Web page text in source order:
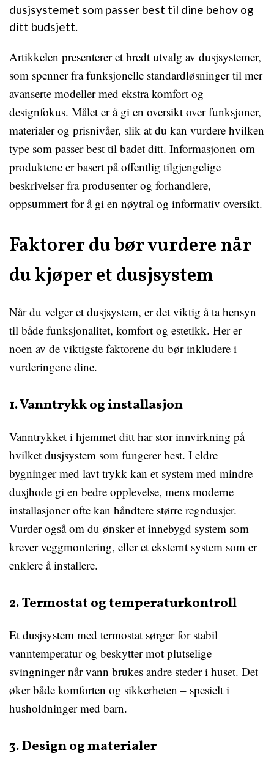
dusjsystemet som passer best til dine behov og
ditt budsjett.
Artikkelen presenterer et bredt utvalg av dusjsystemer,
som spenner fra funksjonelle standardløsninger til mer
avanserte modeller med ekstra komfort og
designfokus. Målet er å gi en oversikt over funksjoner,
materialer og prisnivåer, slik at du kan vurdere hvilken
type som passer best til badet ditt. Informasjonen om
produktene er basert på offentlig tilgjengelige
beskrivelser fra produsenter og forhandlere,
oppsummert for å gi en nøytral og informativ oversikt.
Faktorer du bør vurdere når
du kjøper et dusjsystem
Når du velger et dusjsystem, er det viktig å ta hensyn
til både funksjonalitet, komfort og estetikk. Her er
noen av de viktigste faktorene du bør inkludere i
vurderingene dine.
1. Vanntrykk og installasjon
Vanntrykket i hjemmet ditt har stor innvirkning på
hvilket dusjsystem som fungerer best. I eldre
bygninger med lavt trykk kan et system med mindre
dusjhode gi en bedre opplevelse, mens moderne
installasjoner ofte kan håndtere større regndusjer.
Vurder også om du ønsker et innebygd system som
krever veggmontering, eller et eksternt system som er
enklere å installere.
2. Termostat og temperaturkontroll
Et dusjsystem med termostat sørger for stabil
vanntemperatur og beskytter mot plutselige
svingninger når vann brukes andre steder i huset. Det
øker både komforten og sikkerheten – spesielt i
husholdninger med barn.
3. Design og materialer